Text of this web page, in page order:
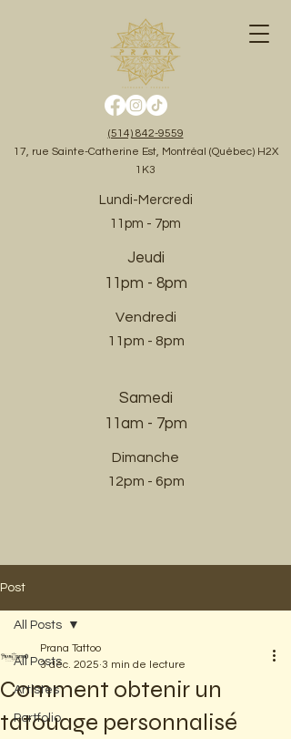
Lundi-Mercredi
11pm - 7pm
Vendredi
11pm - 8pm
Dimanche
12pm - 6pm
(514) 842-9559
17, rue Sainte-Catherine Est, Montréal (Québec) H2X
1K3
Samedi
11am - 7pm​
Jeudi
11pm - 8pm
Post
All Posts
Artistes
Portfolio
All Posts
Comment obtenir un
tatouage personnalisé
Prana Tattoo
3 déc. 2025 3 min de lecture